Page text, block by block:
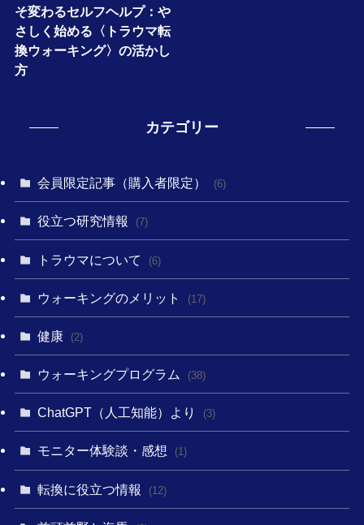
そ変わるセルフヘルプ：や
さしく始める〈トラウマ転
換ウォーキング〉の活かし
方
カテゴリー
会員限定記事（購入者限定） (6)
役立つ研究情報 (7)
トラウマについて (6)
ウォーキングのメリット (17)
健康 (2)
ウォーキングプログラム (38)
ChatGPT（人工知能）より (3)
モニター体験談・感想 (1)
転換に役立つ情報 (12)